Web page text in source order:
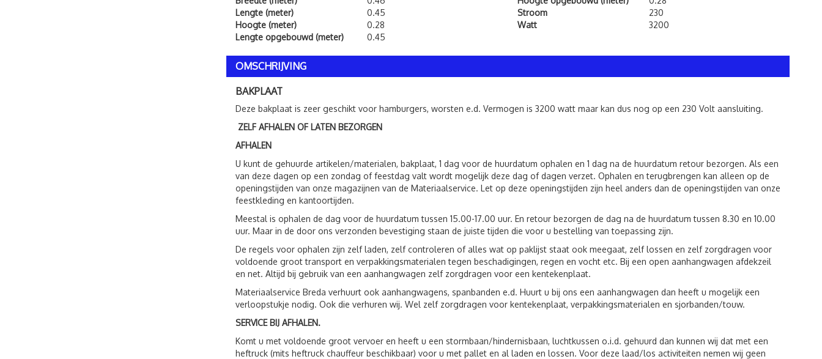
Lengte (meter)
0.45
Hoogte (meter)
0.28
Lengte opgebouwd (meter)
0.45
Stroom
230
Watt
3200
OMSCHRIJVING
BAKPLAAT
Deze bakplaat is zeer geschikt voor hamburgers, worsten e.d. Vermogen is 3200 watt maar kan dus nog op een 230 Volt aansluiting.
ZELF AFHALEN OF LATEN BEZORGEN
AFHALEN
U kunt de gehuurde artikelen/materialen, bakplaat, 1 dag voor de huurdatum ophalen en 1 dag na de huurdatum retour bezorgen. Als een
van deze dagen op een zondag of feestdag valt wordt mogelijk deze dag of dagen verzet. Ophalen en terugbrengen kan alleen op de
openingstijden van onze magazijnen van de Materiaalservice. Let op deze openingstijden zijn heel anders dan de openingstijden van onze
feestkleding en kantoortijden.
Meestal is ophalen de dag voor de huurdatum tussen 15.00-17.00 uur. En retour bezorgen de dag na de huurdatum tussen 8.30 en 10.00
uur. Maar in de door ons verzonden bevestiging staan de juiste tijden die voor u bestelling van toepassing zijn.
De regels voor ophalen zijn zelf laden, zelf controleren of alles wat op paklijst staat ook meegaat, zelf lossen en zelf zorgdragen voor
voldoende groot transport en verpakkingsmaterialen tegen beschadigingen, regen en vocht etc. Bij een open aanhangwagen afdekzeil
en net. Altijd bij gebruik van een aanhangwagen zelf zorgdragen voor een kentekenplaat.
Materiaalservice Breda verhuurt ook aanhangwagens, spanbanden e.d. Huurt u bij ons een aanhangwagen dan heeft u mogelijk een
verloopstukje nodig. Ook die verhuren wij. Wel zelf zorgdragen voor kentekenplaat, verpakkingsmaterialen en sjorbanden/touw.
SERVICE BIJ AFHALEN.
Komt u met voldoende groot vervoer en heeft u een stormbaan/hindernisbaan, luchtkussen o.i.d. gehuurd dan kunnen wij dat met een
heftruck (mits heftruck chauffeur beschikbaar) voor u met pallet en al laden en lossen. Voor deze laad/los activiteiten nemen wij geen